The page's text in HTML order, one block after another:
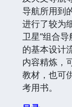
导航所用到
进行了较为
卫星”组合
的基本设计
内容精炼，
教材，也可
考用书。